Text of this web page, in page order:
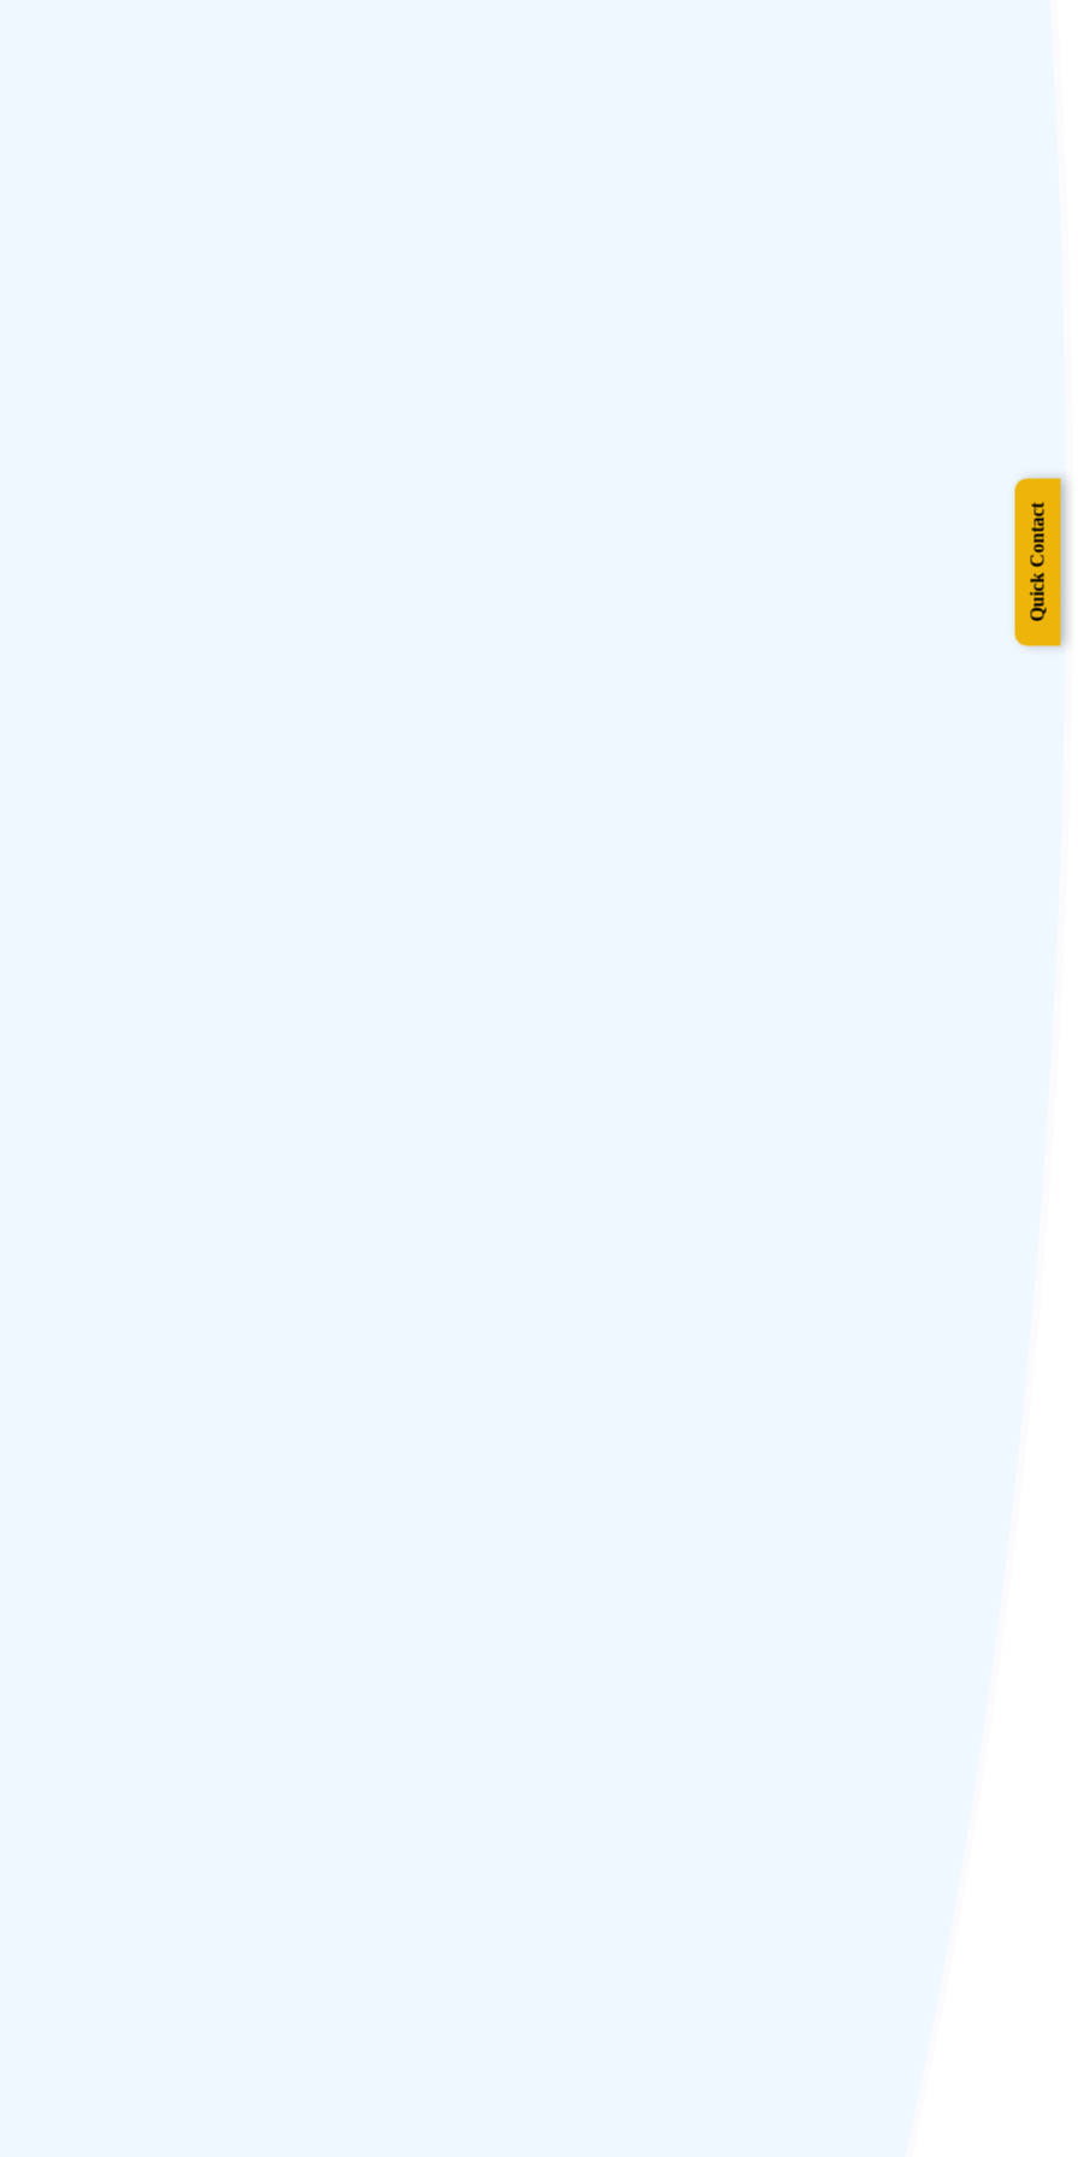
prendra environ 3 heures. En route, nous faisons un détour par un ferry public pour visiter l’île de Majuli. Majuli est la plus grande île
fleuve Brahmapoutre. Cette terre, peuplée d’environ 1,6 million d’habitants, est dotée d’un riche patrimoine et abrite la culture néo-
de Majuli, Samuguri Satra, célèbre pour la fabrication de masques et le village de Mishing.
ses nombreuses plantations de thé, elle possède le célèbre centre expérimental Tocklai qui mène des recherches sur de nouvelles variétés
A votre arrivée à Sivasagar, vous visiterez le Rang Ghar, l’observatoire royal. Votre visite se poursuit après le déjeuner dans un restaurant
de thé expert qui vous montrera comment le thé fraîchement préparé est soigneusement mesuré et infusé dans des tasses spéciales
de la riche culture et de la beauté ...
Quick Contact